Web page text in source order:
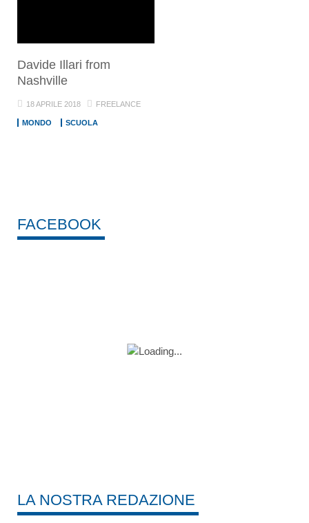
Davide Illari from
Nashville
18 APRILE 2018 FREELANCE
MONDO SCUOLA
FACEBOOK
LA NOSTRA REDAZIONE